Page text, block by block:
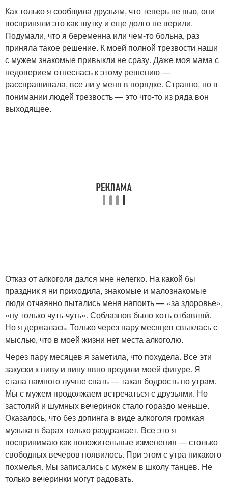
Как только я сообщила друзьям, что теперь не пью, они
восприняли это как шутку и еще долго не верили.
Подумали, что я беременна или чем-то больна, раз
приняла такое решение. К моей полной трезвости наши
с мужем знакомые привыкли не сразу. Даже моя мама с
недоверием отнеслась к этому решению —
расспрашивала, все ли у меня в порядке. Странно, но в
понимании людей трезвость — это что-то из ряда вон
выходящее.
Отказ от алкоголя дался мне нелегко. На какой бы
праздник я ни приходила, знакомые и малознакомые
люди отчаянно пытались меня напоить — «за здоровье»,
«ну только чуть-чуть». Соблазнов было хоть отбавляй.
Но я держалась. Только через пару месяцев свыклась с
мыслью, что в моей жизни нет места алкоголю.
Через пару месяцев я заметила, что похудела. Все эти
закуски к пиву и вину явно вредили моей фигуре. Я
стала намного лучше спать — такая бодрость по утрам.
Мы с мужем продолжаем встречаться с друзьями. Но
застолий и шумных вечеринок стало гораздо меньше.
Оказалось, что без допинга в виде алкоголя громкая
музыка в барах только раздражает. Все это я
воспринимаю как положительные изменения — столько
свободных вечеров появилось. При этом с утра никакого
похмелья. Мы записались с мужем в школу танцев. Не
только вечеринки могут радовать.